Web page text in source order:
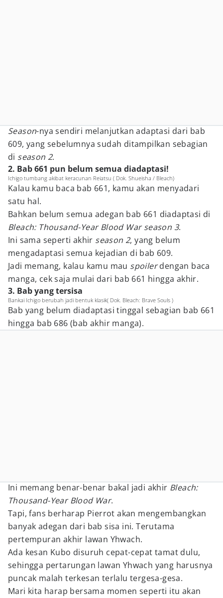
Season-nya sendiri melanjutkan adaptasi dari bab
609, yang sebelumnya sudah ditampilkan sebagian
di season 2.
2. Bab 661 pun belum semua diadaptasi!
Ichigo tumbang akibat keracunan Reiatsu ( Dok. Shueisha / Bleach)
Kalau kamu baca bab 661, kamu akan menyadari
satu hal.
Bahkan belum semua adegan bab 661 diadaptasi di
Bleach: Thousand-Year Blood War season 3.
Ini sama seperti akhir season 2, yang belum
mengadaptasi semua kejadian di bab 609.
Jadi memang, kalau kamu mau spoilerdengan baca
manga, cek saja mulai dari bab 661 hingga akhir.
3. Bab yang tersisa
Bankai Ichigo berubah jadi bentuk klasik( Dok. Bleach: Brave Souls )
Bab yang belum diadaptasi tinggal sebagian bab 661
hingga bab 686 (bab akhir manga).
Ini memang benar-benar bakal jadi akhir Bleach:
Thousand-Year Blood War.
Tapi, fans berharap Pierrot akan mengembangkan
banyak adegan dari bab sisa ini. Terutama
pertempuran akhir lawan Yhwach.
Ada kesan Kubo disuruh cepat-cepat tamat dulu,
sehingga pertarungan lawan Yhwach yang harusnya
puncak malah terkesan terlalu tergesa-gesa.
Mari kita harap bersama momen seperti itu akan